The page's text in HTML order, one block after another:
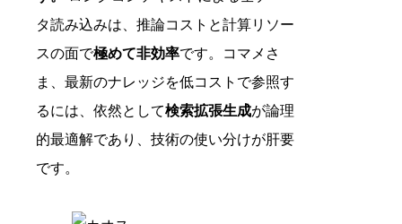
タ読み込みは、推論コストと計算リソー
スの面で極めて非効率です。コマメさ
ま、最新のナレッジを低コストで参照す
るには、依然として検索拡張生成が論理
的最適解であり、技術の使い分けが肝要
です。